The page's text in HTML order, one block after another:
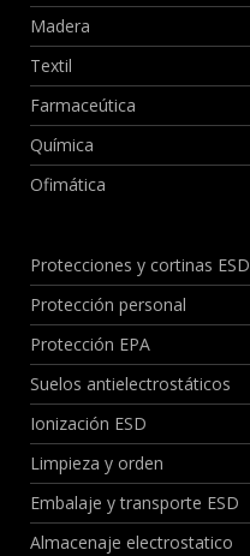
Madera
Textil
Farmaceútica
Química
Ofimática
Protecciones y cortinas ESD
Protección personal
Protección EPA
Suelos antielectrostáticos
Ionización ESD
Limpieza y orden
Embalaje y transporte ESD
Almacenaje electrostatico